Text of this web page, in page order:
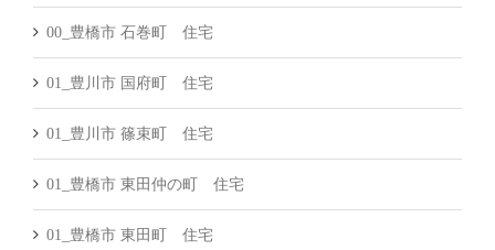
00_豊橋市 石巻町 住宅
01_豊川市 国府町 住宅
01_豊川市 篠束町 住宅
01_豊橋市 東田仲の町 住宅
01_豊橋市 東田町 住宅